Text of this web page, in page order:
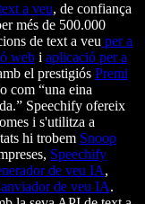
a veu, de confiança
més de 500.000
de text a veu per a
web i aplicació per a
el prestigiós Premi
com “una eina
Speechify ofereix
i s'utilitza a
hi trobem Snoop
Speechify
de veu IA,
de veu IA.